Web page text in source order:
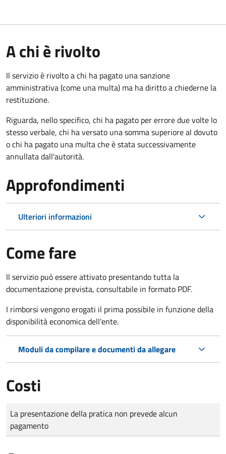
A chi è rivolto
Il servizio è rivolto a chi ha pagato una sanzione
amministrativa (come una multa) ma ha diritto a chiederne la
restituzione.
Riguarda, nello specifico, chi ha pagato per errore due volte lo
stesso verbale, chi ha versato una somma superiore al dovuto
o chi ha pagato una multa che è stata successivamente
annullata dall'autorità.
Approfondimenti
Ulteriori informazioni
Come fare
Il servizio può essere attivato presentando tutta la
documentazione prevista, consultabile in formato PDF.
I rimborsi vengono erogati il prima possibile in funzione della
disponibilità economica dell'ente.
Moduli da compilare e documenti da allegare
Costi
Tipo di pagamento
Importo
La presentazione della pratica non prevede alcun
pagamento